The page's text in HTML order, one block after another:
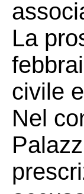
La
civile
Nel